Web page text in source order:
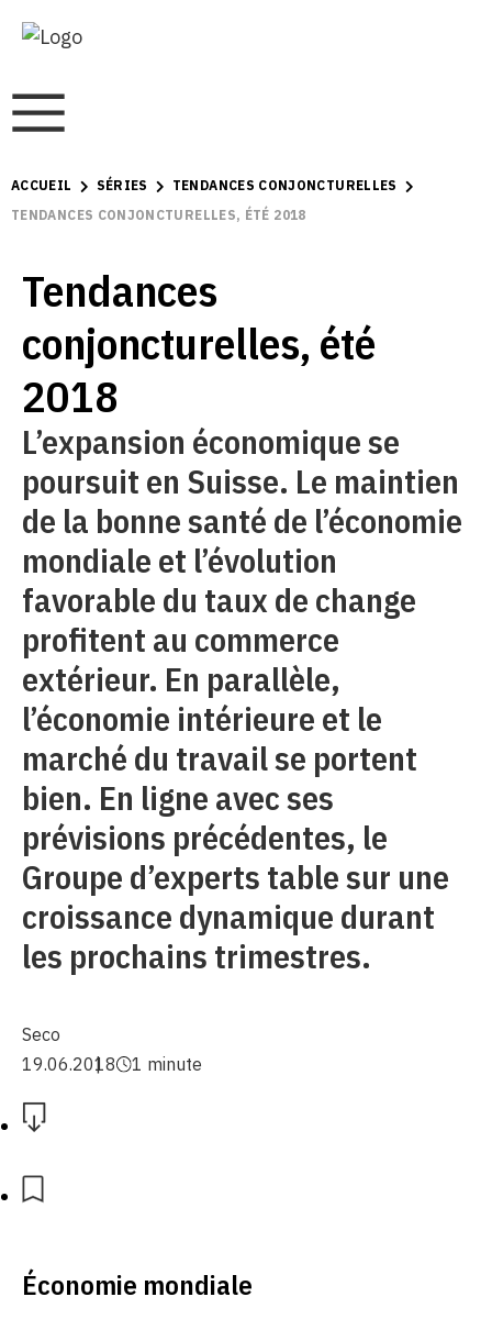
ACCUEIL SÉRIES
TENDANCES CONJONCTURELLES
TENDANCES CONJONCTURELLES, ÉTÉ 2018
Tendances
conjoncturelles, été
2018
L’expansion économique se
poursuit en Suisse. Le maintien
de la bonne santé de l’économie
mondiale et l’évolution
favorable du taux de change
profitent au commerce
extérieur. En parallèle,
l’économie intérieure et le
marché du travail se portent
bien. En ligne avec ses
prévisions précédentes, le
Groupe d’experts table sur une
croissance dynamique durant
les prochains trimestres.
Seco
19.06.2018
1 minute
Économie mondiale